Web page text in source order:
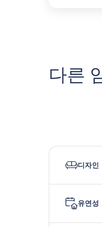
다른
디자인
유연성